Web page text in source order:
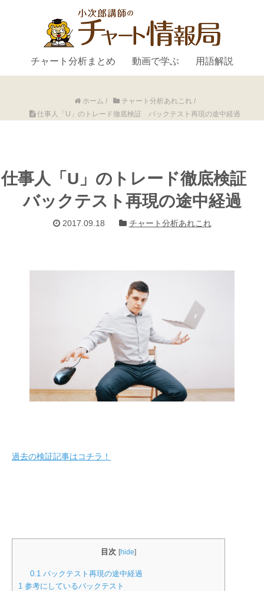
チャート分析まとめ 動画で学ぶ 用語解説
ホーム / チャート分析あれこれ /
仕事人「U」のトレード徹底検証 バックテスト再現の途中経過
仕事人「U」のトレード徹底検証
バックテスト再現の途中経過
2017.09.18 チャート分析あれこれ
過去の検証記事はコチラ！
目次 [hide]
0.1 バックテスト再現の途中経過
1 参考にしているバックテスト